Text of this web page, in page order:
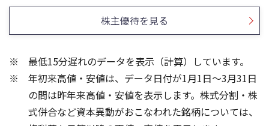
200
250
350
400
200
400
800
1,000
1,000
1,500
株主優待を見る
最低15分遅れのデータを表示（計算）しています。
年初来高値・安値は、データ日付が1月1日～3月31日
の間は昨年来高値・安値を表示します。株式分割・株
式併合など資本異動がおこなわれた銘柄については、